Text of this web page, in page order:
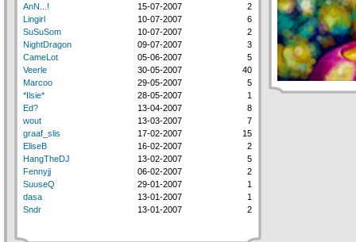
AnN...!
15-07-2007
2
Lingirl
10-07-2007
6
SuSuSom
10-07-2007
2
NightDragon
09-07-2007
3
CameLot
05-06-2007
5
Veerle
30-05-2007
40
Marcoo
29-05-2007
5
*Ilsie*
28-05-2007
1
Ed?
13-04-2007
8
wout
13-03-2007
7
graaf_slis
17-02-2007
15
EliseB
16-02-2007
2
HangTheDJ
13-02-2007
5
Fennyjj
06-02-2007
2
SuuseQ
29-01-2007
1
dasa
13-01-2007
1
Sndr
13-01-2007 2